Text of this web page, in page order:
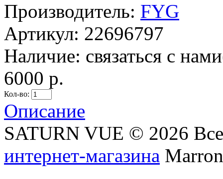
Производитель: FYG
Артикул: 22696797
Наличие: связаться с
6000 р.
Кол-во:
Описание
SATURN VUE © 2026
интернет-магазина